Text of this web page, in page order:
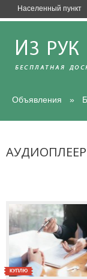
Объявления
КУПЛЮ
Населенный пункт